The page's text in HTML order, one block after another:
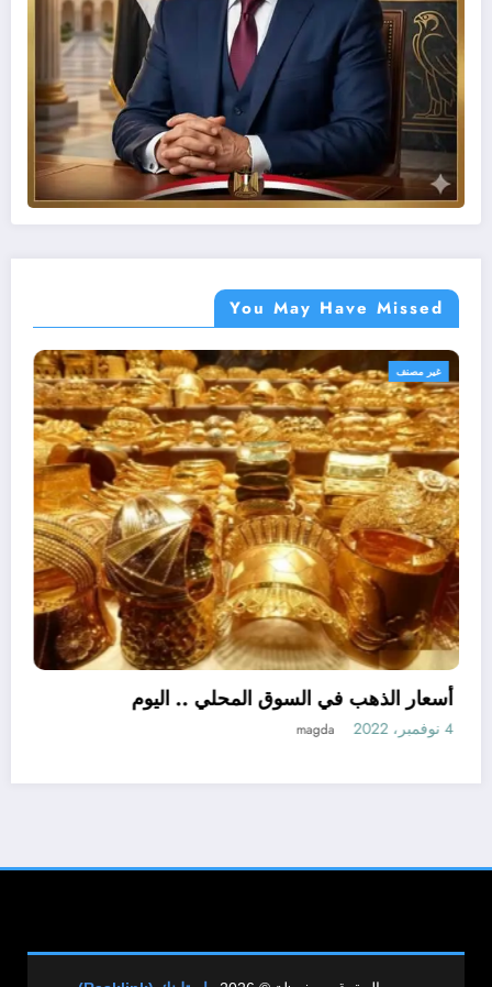
You May Have Missed
غير مصنف مصر
اللواء هشام آمنة : تمويل 394 مشروعاً صغيراً
الصغر بجملة استثمارات 6 ملايين جنيه
نبض مصر الحره
جميع الحقوق محفوظة © 2026 راستلينك (Rasklink)